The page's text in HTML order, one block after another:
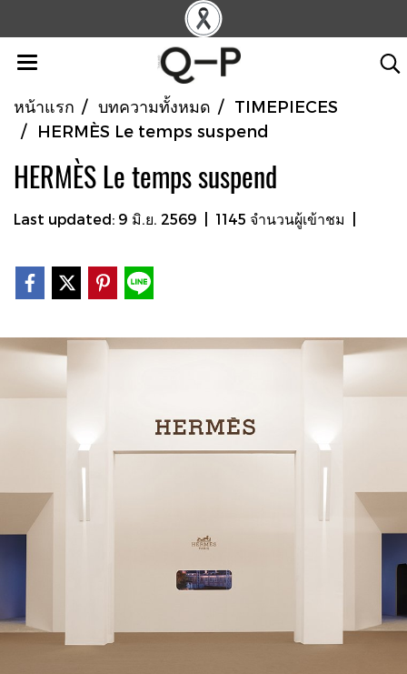
หน้าแรก บทความทั้งหมด
TIMEPIECES
HERMÈS Le temps suspend
HERMÈS Le temps suspend
Last updated: 9 มิ.ย. 2569 1145 จำนวนผู้เข้าชม